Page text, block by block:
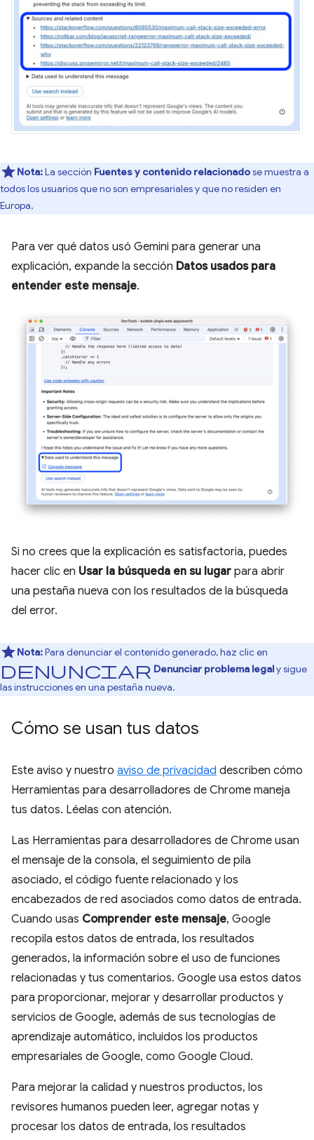
Nota:La sección Fuentes y contenido relacionadose muestra a
todos los usuarios que no son empresariales y que no residen en
Europa.
Para ver qué datos usó Gemini para generar una
explicación, expande la sección Datos usados para
entender este mensaje.
Si no crees que la explicación es satisfactoria, puedes
hacer clic en Usar la búsqueda en su lugar para abrir
una pestaña nueva con los resultados de la búsqueda
del error.
Nota:Para denunciar el contenido generado, haz clic en
Denunciar Denunciar problema legaly sigue
las instrucciones en una pestaña nueva.
Cómo se usan tus datos
Este aviso y nuestro aviso de privacidad describen cómo
Herramientas para desarrolladores de Chrome maneja
tus datos. Léelas con atención.
Las Herramientas para desarrolladores de Chrome usan
el mensaje de la consola, el seguimiento de pila
asociado, el código fuente relacionado y los
encabezados de red asociados como datos de entrada.
Cuando usas Comprender este mensaje, Google
recopila estos datos de entrada, los resultados
generados, la información sobre el uso de funciones
relacionadas y tus comentarios. Google usa estos datos
para proporcionar, mejorar y desarrollar productos y
servicios de Google, además de sus tecnologías de
aprendizaje automático, incluidos los productos
empresariales de Google, como Google Cloud.
Para mejorar la calidad y nuestros productos, los
revisores humanos pueden leer, agregar notas y
procesar los datos de entrada, los resultados